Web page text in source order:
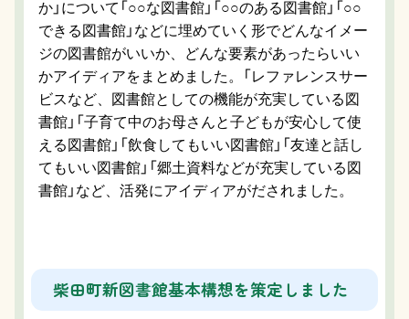
か」について「○○な図書館」「○○のある図書館」「○○
できる図書館」などに埋めていく形でどんなイメー
ジの図書館がいいか、どんな要素があったらいい
かアイディアをまとめました。「レファレンスサー
ビスなど、図書館としての機能が充実している図
書館」「子育て中のお母さんと子どもが安心して使
える図書館」「飲食してもいい図書館」「友達と話し
てもいい図書館」「郷土資料などが充実している図
書館」など、活発にアイディアがだされました。
柴田町新図書館基本構想を策定しました